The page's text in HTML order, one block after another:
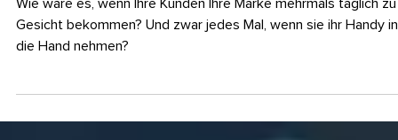
APP DESIGN
Apps mit Website-Koppelung in